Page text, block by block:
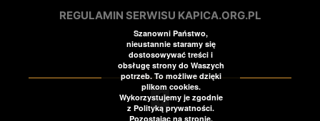
REGULAMIN SERWISU KAPICA.ORG.PL
Szanowni Państwo,
nieustannie staramy się
dostosowywać treści i
obsługę strony do Waszych
potrzeb. To możliwe dzięki
plikom cookies.
Wykorzystujemy je zgodnie
z Polityką prywatności.
Pozostając na stronie,